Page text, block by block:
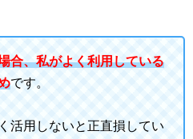
合、私がよく利用している
です。
活用しないと正直損してい